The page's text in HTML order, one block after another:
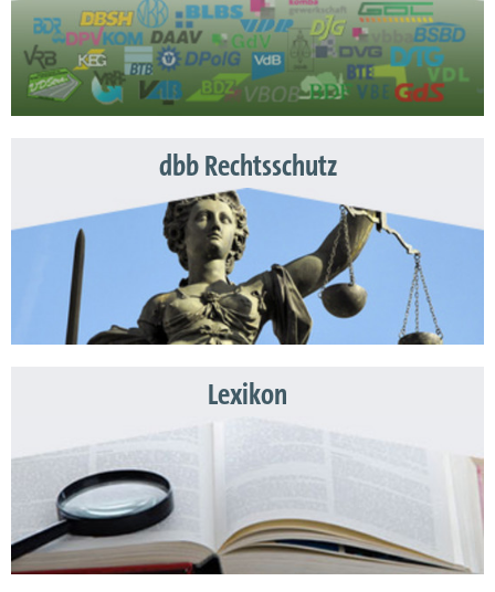
dbb Rechtsschutz
Lexikon